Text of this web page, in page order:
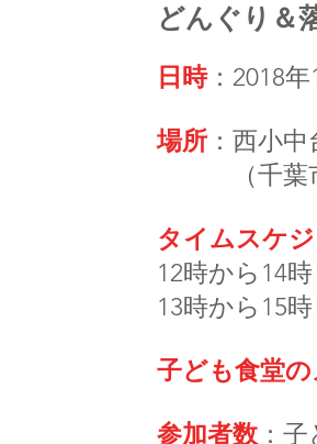
どんぐり＆
日時：2018
場所 ：西小
（千葉市
タイムスケ
12時から14
13時から15
子ども食堂
参加者数 ：